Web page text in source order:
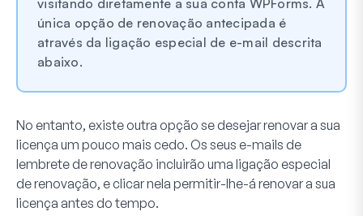
única opção de renovação antecipada é
através da ligação especial de e-mail descrita
abaixo.
No entanto, existe outra opção se desejar renovar a sua
licença um pouco mais cedo. Os seus e-mails de
lembrete de renovação incluirão uma ligação especial
de renovação, e clicar nela permitir-lhe-á renovar a sua
licença antes do tempo.